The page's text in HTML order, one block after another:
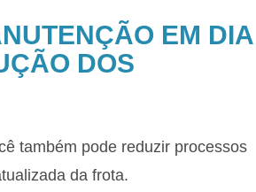
EM DIA
DOS
também pode reduzir processos
da frota.